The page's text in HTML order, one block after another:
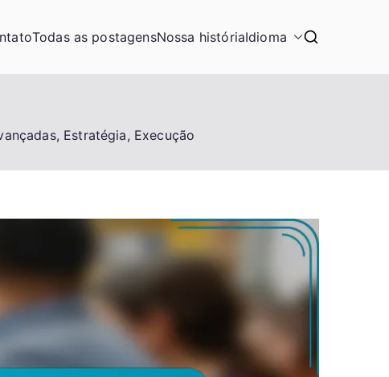
Todas as postagensNossa históriaIdioma
Estratégia, Execução